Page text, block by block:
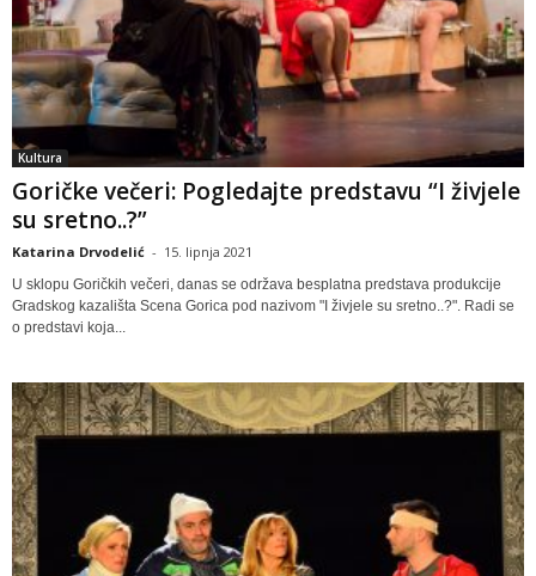
Kultura
Goričke večeri: Pogledajte predstavu “I živjele
su sretno..?”
Katarina Drvodelić - 15. lipnja 2021
U sklopu Goričkih večeri, danas se održava besplatna predstava produkcije
Gradskog kazališta Scena Gorica pod nazivom "I živjele su sretno..?". Radi se
o predstavi koja...